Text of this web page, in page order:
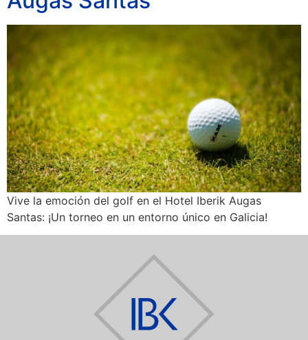
Vive la emoción del golf en el Hotel Iberik Augas
Santas: ¡Un torneo en un entorno único en Galicia!